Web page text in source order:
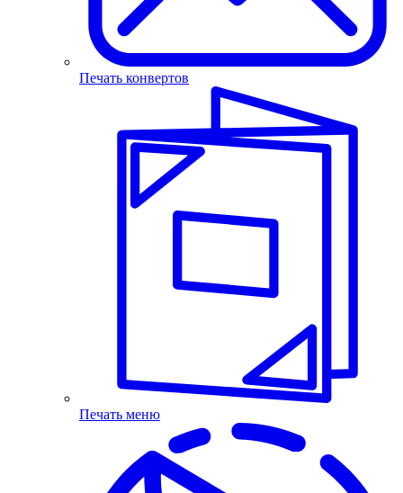
Печать конвертов
Печать меню